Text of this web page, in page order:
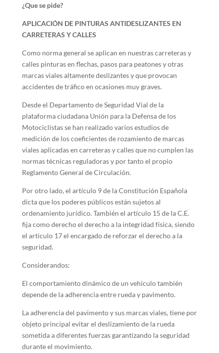
¿Que se pide?
APLICACIÓN DE PINTURAS ANTIDESLIZANTES EN
CARRETERAS Y CALLES
Como norma general se aplican en nuestras carreteras y
calles pinturas en flechas, pasos para peatones y otras
marcas viales altamente deslizantes y que provocan
accidentes de tráfico en ocasiones muy graves.
Desde el Departamento de Seguridad Vial de la
plataforma ciudadana Unión para la Defensa de los
Motociclistas se han realizado varios estudios de
medición de los coeficientes de rozamiento de marcas
viales aplicadas en carreteras y calles que no cumplen las
normas técnicas reguladoras y por tanto el propio
Reglamento General de Circulación.
Por otro lado, el artículo 9 de la Constitución Española
dicta que los poderes públicos están sujetos al
ordenamiento jurídico. También el artículo 15 de la C.E.
fija como derecho el derecho a la integridad física, siendo
el artículo 17 el encargado de reforzar el derecho a la
seguridad.
Considerandos:
El comportamiento dinámico de un vehículo también
depende de la adherencia entre rueda y pavimento.
La adherencia del pavimento y sus marcas viales, tiene por
objeto principal evitar el deslizamiento de la rueda
sometida a diferentes fuerzas garantizando la seguridad
durante el movimiento.